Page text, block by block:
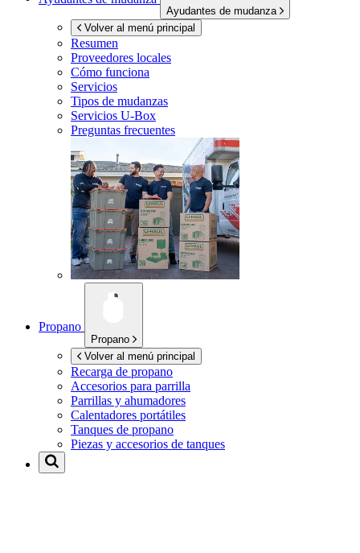
Ayudantes de mudanza
Volver al menú principal
Resumen
Proveedores locales
Cómo funciona
Servicios
Tipos de mudanzas
Servicios U-Box
Preguntas frecuentes
Propano
Propano
Volver al menú principal
Recarga de propano
Accesorios para parrilla
Parrillas y ahumadores
Calentadores portátiles
Tanques de propano
Piezas y accesorios de tanques